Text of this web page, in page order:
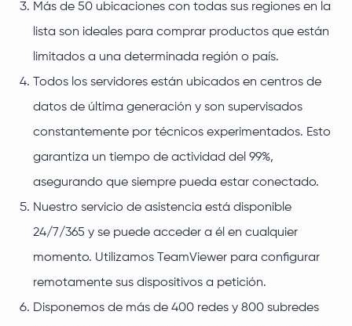
Más de 50 ubicaciones con todas sus regiones en la
lista son ideales para comprar productos que están
limitados a una determinada región o país.
Todos los servidores están ubicados en centros de
datos de última generación y son supervisados
constantemente por técnicos experimentados. Esto
garantiza un tiempo de actividad del 99%,
asegurando que siempre pueda estar conectado.
Nuestro servicio de asistencia está disponible
24/7/365 y se puede acceder a él en cualquier
momento. Utilizamos TeamViewer para configurar
remotamente sus dispositivos a petición.
Disponemos de más de 400 redes y 800 subredes